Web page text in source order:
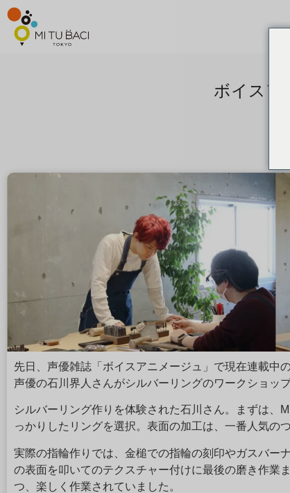
ボイスア
先日、声優雑誌「ボイスアニメージュ」で現在連載中
声優の石川界人さんがシルバーリングのワークショッ
シルバーリング作りを体験された石川さん。まずは、
っかりしたリングを選択。表面の加工は、一番人気の
実際の指輪作りでは、金槌での指輪の刻印やガスバー
の表面を叩いてのテクスチャー付けに最後の磨き作業
つ、楽しく作業されていました。